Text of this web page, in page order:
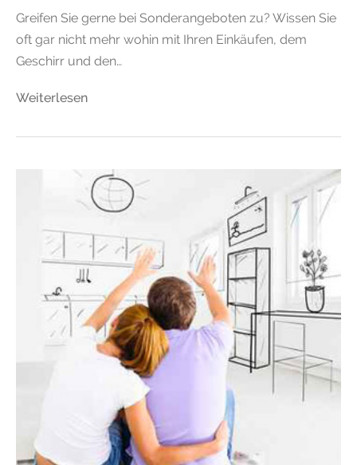
Greifen Sie gerne bei Sonderangeboten zu? Wissen Sie
oft gar nicht mehr wohin mit Ihren Einkäufen, dem
Geschirr und den…
Weiterlesen